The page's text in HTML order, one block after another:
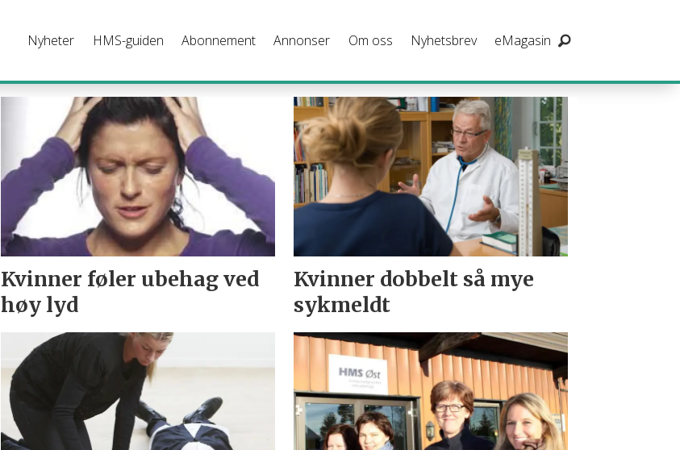
Nyheter HMS-guiden Abonnement Annonser Om oss Nyhetsbrev eMagasin
Kvinner føler ubehag ved
høy lyd
Kvinner dobbelt så mye
sykmeldt